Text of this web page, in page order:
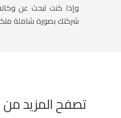
وإذا كنت تبحث عن
شركتك بصورة شاملة
تصفح المزيد من